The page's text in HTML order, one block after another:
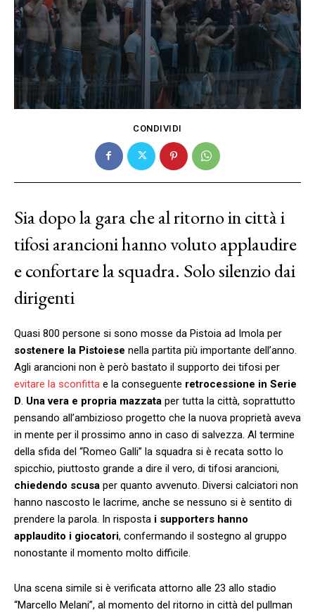
CONDIVIDI
Sia dopo la gara che al ritorno in città i
tifosi arancioni hanno voluto applaudire
e confortare la squadra. Solo silenzio dai
dirigenti
Quasi 800 persone si sono mosse da Pistoia ad Imola per
sostenere la Pistoiese nella partita più importante dell’anno.
Agli arancioni non è però bastato il supporto dei tifosi per
evitare la sconfitta e la conseguente retrocessione in Serie
D. Una vera e propria mazzata per tutta la città, soprattutto
pensando all’ambizioso progetto che la nuova proprietà aveva
in mente per il prossimo anno in caso di salvezza. Al termine
della sfida del “Romeo Galli” la squadra si è recata sotto lo
spicchio, piuttosto grande a dire il vero, di tifosi arancioni,
chiedendo scusa per quanto avvenuto. Diversi calciatori non
hanno nascosto le lacrime, anche se nessuno si è sentito di
prendere la parola. In risposta i supporters hanno
applaudito i giocatori, confermando il sostegno al gruppo
nonostante il momento molto difficile.
Una scena simile si è verificata attorno alle 23 allo stadio
“Marcello Melani”, al momento del ritorno in città del pullman